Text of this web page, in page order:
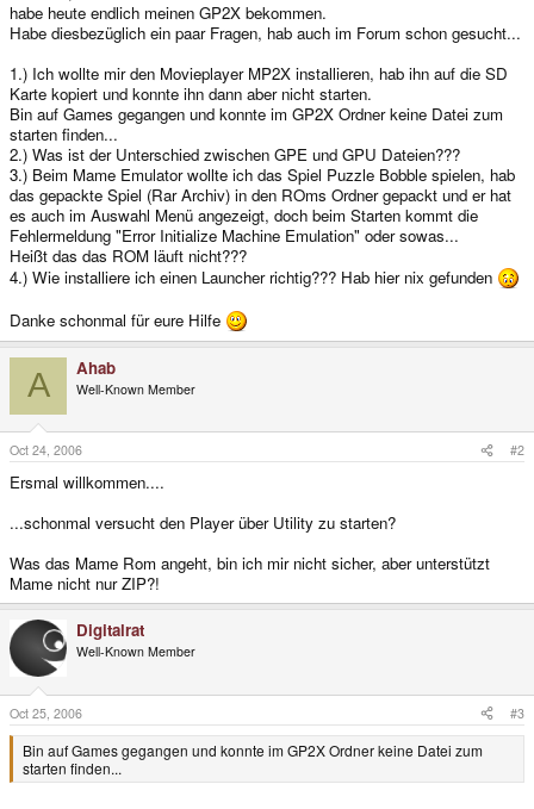
habe heute endlich meinen GP2X bekommen.
Habe diesbezüglich ein paar Fragen, hab auch im Forum schon gesucht...
1.) Ich wollte mir den Movieplayer MP2X installieren, hab ihn auf die SD
Karte kopiert und konnte ihn dann aber nicht starten.
Bin auf Games gegangen und konnte im GP2X Ordner keine Datei zum
starten finden...
2.) Was ist der Unterschied zwischen GPE und GPU Dateien???
3.) Beim Mame Emulator wollte ich das Spiel Puzzle Bobble spielen, hab
das gepackte Spiel (Rar Archiv) in den ROms Ordner gepackt und er hat
es auch im Auswahl Menü angezeigt, doch beim Starten kommt die
Fehlermeldung "Error Initialize Machine Emulation" oder sowas...
Heißt das das ROM läuft nicht???
4.) Wie installiere ich einen Launcher richtig??? Hab hier nix gefunden
Danke schonmal für eure Hilfe
A Ahab
Well-Known Member
Oct 24, 2006 #2
Ersmal willkommen....
...schonmal versucht den Player über Utility zu starten?
Was das Mame Rom angeht, bin ich mir nicht sicher, aber unterstützt
Mame nicht nur ZIP?!
Digitalrat
Well-Known Member
Oct 25, 2006 #3
Bin auf Games gegangen und konnte im GP2X Ordner keine Datei zum
starten finden...